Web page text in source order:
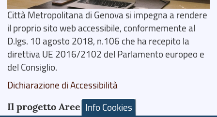
Città Metropolitana di Genova si impegna a rendere
il proprio sito web accessibile, conformemente al
D.lgs. 10 agosto 2018, n.106 che ha recepito la
direttiva UE 2016/2102 del Parlamento europeo e
del Consiglio.
Dichiarazione di Accessibilità
Il progetto Aree Interne
Info Cookies